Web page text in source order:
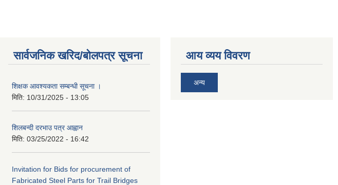
सार्वजनिक खरिद/बोलपत्र सूचना
शिक्षक आवश्यकता सम्बन्धी सूचना ।
मिति: 10/31/2025 - 13:05
शिलबन्दी दरभाउ पत्र आह्वान
मिति: 03/25/2022 - 16:42
Invitation for Bids for procurement of
Fabricated Steel Parts for Trail Bridges
आय व्यय विवरण
अन्य